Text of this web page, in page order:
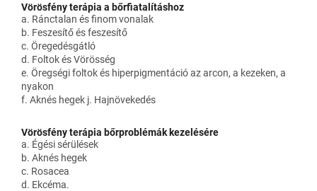
Vörösfény terápia a bőrfiatalításhoz
a. Ránctalan és finom vonalak
b. Feszesítő és feszesítő
c. Öregedésgátló
d. Foltok és Vörösség
e. Öregségi foltok és hiperpigmentáció az arcon, a kezeken, a
nyakon
f. Aknés hegek j. Hajnövekedés
Vörösfény terápia bőrproblémák kezelésére
a. Égési sérülések
b. Aknés hegek
c. Rosacea
d. Ekcéma.